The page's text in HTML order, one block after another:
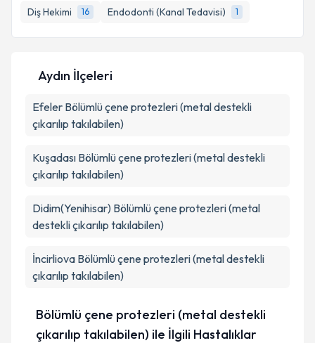
Diş Hekimi
16 Endodonti (Kanal Tedavisi) 1
bilgilendireceğiz.
E-posta Adresiniz
Kişisel verilerimin işlenmesine ilişkinAydınlatma
Metni'ni okudum ve kişisel verilerimin belirtilen
Takvim Talebini Gönder
Aydın İlçeleri
Efeler Bölümlü çene protezleri (metal destekli
çıkarılıp takılabilen)
Kuşadası Bölümlü çene protezleri (metal destekli
çıkarılıp takılabilen)
Didim(Yenihisar) Bölümlü çene protezleri (metal
destekli çıkarılıp takılabilen)
İncirliova Bölümlü çene protezleri (metal destekli
çıkarılıp takılabilen)
Bölümlü çene protezleri (metal destekli
çıkarılıp takılabilen) ile İlgili Hastalıklar